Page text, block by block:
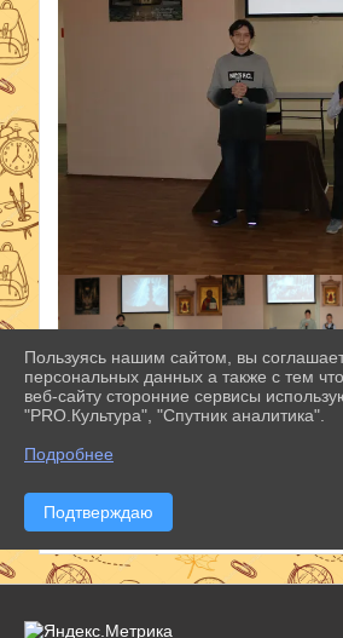
Пользуясь нашим сайтом, вы
персональных данных а также с тем
веб-сайту сторонние сервисы
"PRO.Культура", "Спутник аналитика".
Подробнее
Подтверждаю